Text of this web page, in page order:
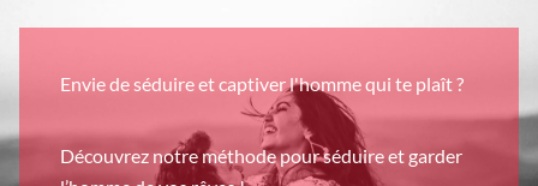
Envie de séduire et captiver l'homme qui te plaît ?
Découvrez notre méthode pour séduire et garder